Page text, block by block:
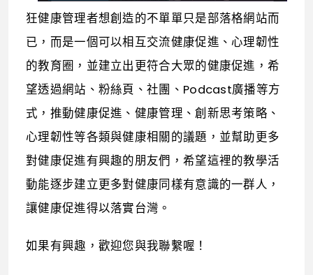
狂健康管理者想創造的不單單只是部落格網站而
已，而是一個可以相互交流健康促進、心理韌性
的教育圈，並建立出更符合大眾的健康促進，希
望透過網站、粉絲頁、社團、Podcast廣播等方
式，推動健康促進、健康管理、創新思考策略、
心理韌性等各類與健康相關的議題，並幫助更多
對健康促進有興趣的朋友們，希望這裡的教學活
動能逐步建立更多對健康同樣有意識的一群人，
讓健康促進得以落實台灣。
如果有興趣，歡迎您與我聯繫喔！